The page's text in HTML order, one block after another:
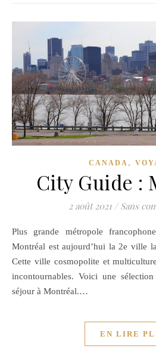
CANADA ,
City Guide :
2 août 2021 / Sans
Plus grande métropole francophone en Amérique du nord,
Montréal est aujourd’hui la 2e ville
Cette ville cosmopolite et
incontournables. Voici une
séjour à Montréal.…
EN LIRE